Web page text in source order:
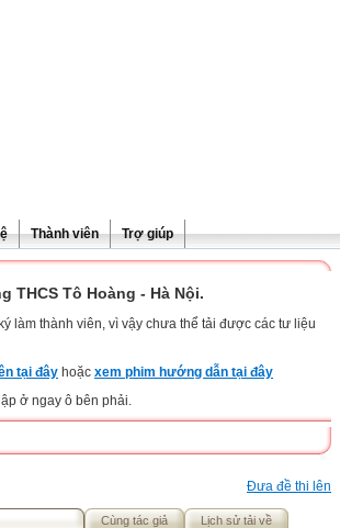
Thành viên Trợ giúp
THCS Tô Hoàng - Hà Nội.
làm thành viên, vì vậy chưa thể tải được các tư liệu
tại đây hoặc xem phim hướng dẫn tại đây
ở ngay ô bên phải.
Đưa đề thi lên
Cùng tác giả Lịch sử tải về